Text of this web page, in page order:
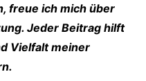
freue ich mich über
Jeder Beitrag hilft
Vielfalt meiner